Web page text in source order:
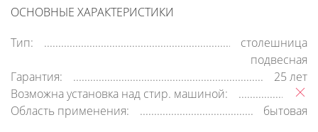
ОСНОВНЫЕ ХАРАКТЕРИСТИКИ
Тип:
столешница
подвесная
Гарантия:
25 лет
Возможна установка над стир. машиной:
Область применения:
бытовая